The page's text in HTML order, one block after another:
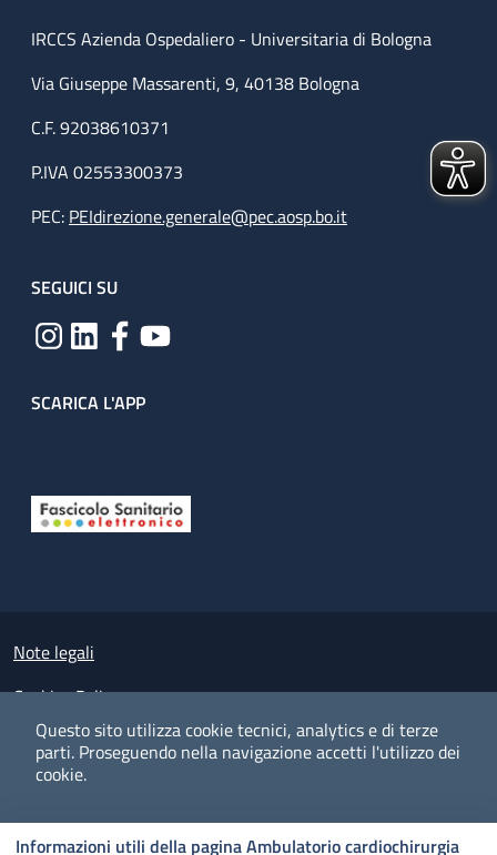
Questo sito utilizza cookie tecnici, analytics e di terze
parti. Proseguendo nella navigazione accetti l'utilizzo dei
cookie.
Informazioni utili della pagina Ambulatorio cardiochirurgia
IRCCS Azienda Ospedaliero - Universitaria di Bologna
Via Giuseppe Massarenti, 9, 40138 Bologna
C.F. 92038610371
P.IVA 02553300373
PEC: PEIdirezione.generale@pec.aosp.bo.it
SEGUICI SU
SCARICA L'APP
Small prints
Note legali
Cookies Policy
Policy privacy e protezione del dato personale
Albo pretorio on-line
Dichiarazione di accessibilità